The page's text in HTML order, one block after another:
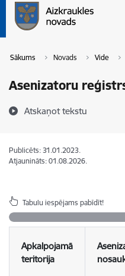
Sākums Novads Vide
Asenizatoru
Atskaņot tekstu
Publicēts: 31.01.2023.
Atjaunināts: 01.08.2026.
Tabulu iespējams pabīdīt!
Apkalpojamā
teritorija